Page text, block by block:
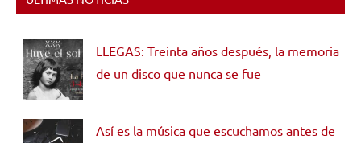
LLEGAS: Treinta años después, la memoria
de un disco que nunca se fue
Así es la música que escuchamos antes de